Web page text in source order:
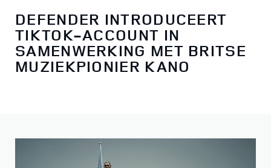
DEFENDER INTRODUCEERT
TIKTOK-ACCOUNT IN
SAMENWERKING MET BRITSE
MUZIEKPIONIER KANO